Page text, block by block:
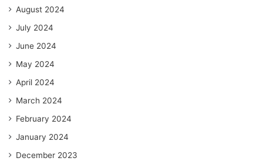
August 2024
July 2024
June 2024
May 2024
April 2024
March 2024
February 2024
January 2024
December 2023